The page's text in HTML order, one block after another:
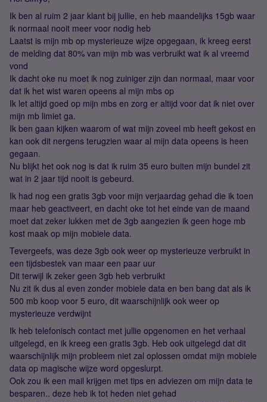
Ik ben al ruim 2 jaar klant bij jullie, en heb maandelijks 15gb waar
ik normaal nooit meer voor nodig heb
Laatst is mijn mb op mysterieuze wijze opgegaan, ik kreeg eerst
de melding dat 80% van mijn mb was verbruikt wat ik al vreemd
vond
Ik dacht oke nu moet ik nog zuiniger zijn dan normaal, maar voor
dat ik het wist waren opeens al mijn mbs op
Ik let altijd goed op mijn mbs en zorg er altijd voor dat ik niet over
mijn mb limiet ga.
Ik ben gaan kijken waarom of wat mijn zoveel mb heeft gekost en
kan ook dit nergens terugzien waar al mijn data opeens is heen
gegaan.
Nu blijkt het ook nog is dat ik ruim 35 euro buiten mijn bundel zit
wat in 2 jaar tijd nooit is gebeurd.
Ik had nog een gratis 3gb voor mijn verjaardag gehad die ik toen
maar heb geactiveert, en dacht oke tot het einde van de maand
moet dat zeker lukken met de 3gb aangezien ik geen hoge mb
kost maak op mijn mobiele data.
Tevergeefs, was deze 3gb ook weer op mysterieuze verbruikt in
een tijdsbestek van maar een paar uur
Dit terwijl ik zeker geen 3gb heb verbruikt
Nu zit ik dus al even zonder mobiele data en ben bang dat als ik
500 mb koop voor 5 euro, dit waarschijnlijk ook weer op
mysterieuze verdwijnt
Ik heb telefonisch contact met jullie opgenomen en het verhaal
uitgelegd, en ik kreeg een gratis 3gb. Heb ook uitgelegd dat dit
waarschijnlijk mijn probleem niet zal oplossen omdat mijn mobiele
data op magische wijze word opgeslurpt.
Ook zou ik een mail krijgen met tips en adviezen om mijn data te
besparen.. deze heb ik tot heden niet gehad